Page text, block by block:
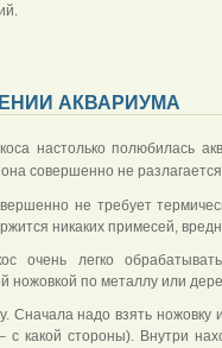
АКВАРИУМА
настолько полюбилась
совершенно не
не требует
никаких примесей,
очень легко
ножовкой по металлу или
Сначала надо взять ножовку
с какой стороны). Внутри